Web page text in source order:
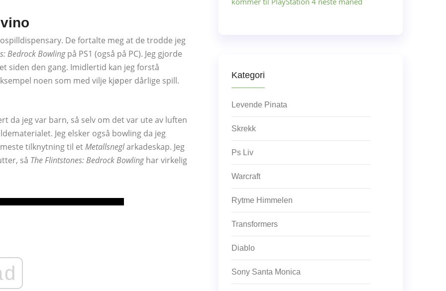
De fortalte meg at de trodde jeg
Bedrock Bowlingpå PS1 (også på PC). Jeg gjorde
siden den gang. Imidlertid kan jeg forstå
noen som med vilje kjøper dårlige spill.
da jeg var barn, så selv om det var ute av luften
Jeg elsker også bowling da jeg
tilknytning til etMetallsneglarkadeskap. Jeg
så The Flintstones: Bedrock Bowlinghar virkelig
Kategori
Levende Pinata
Skrekk
Ps Liv
Warcraft
Rytme Himmelen
Transformers
Diablo
Sony Santa Monica